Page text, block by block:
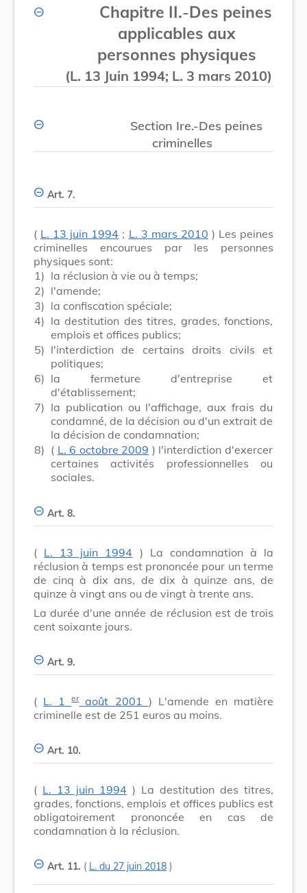
Chapitre II.-Des peines
applicables aux
personnes physiques
(L. 13 Juin 1994; L. 3 mars 2010)
Section Ire.-Des peines
criminelles
Art. 7.
( L. 13 juin 1994 ; L. 3 mars 2010 ) Les peines
criminelles encourues par les personnes
physiques sont:
1) la réclusion à vie ou à temps;
2) l'amende;
3) la confiscation spéciale;
4) la destitution des titres, grades, fonctions,
emplois et offices publics;
5) l'interdiction de certains droits civils et
politiques;
6) la fermeture d'entreprise et
d'établissement;
7) la publication ou l'affichage, aux frais du
condamné, de la décision ou d'un extrait de
la décision de condamnation;
8) ( L. 6 octobre 2009 ) l'interdiction d'exercer
certaines activités professionnelles ou
sociales.
Art. 8.
( L. 13 juin 1994 ) La condamnation à la
réclusion à temps est prononcée pour un terme
de cinq à dix ans, de dix à quinze ans, de
quinze à vingt ans ou de vingt à trente ans.
La durée d'une année de réclusion est de trois
cent soixante jours.
Art. 9.
( L. 1eraoût 2001 ) L'amende en matière
criminelle est de 251 euros au moins.
Art. 10.
( L. 13 juin 1994 ) La destitution des titres,
grades, fonctions, emplois et offices publics est
obligatoirement prononcée en cas de
condamnation à la réclusion.
Art. 11. ( L. du 27 juin 2018 )